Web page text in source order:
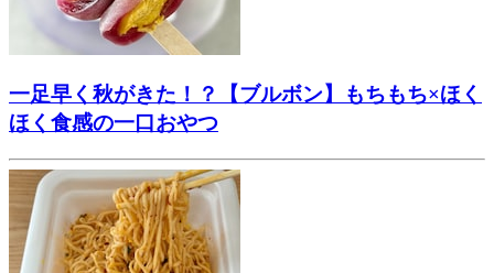
一足早く秋がきた！？【ブルボン】もちもち×ほく
ほく食感の一口おやつ